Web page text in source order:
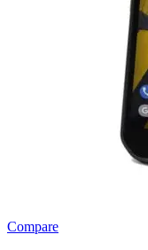
Compare